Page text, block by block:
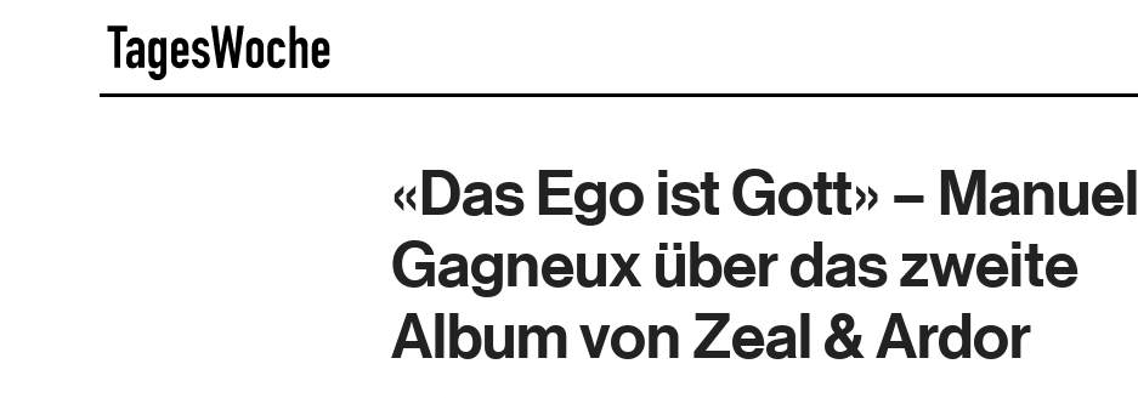
«Das Ego ist Gott» – Manuel
Gagneux über das zweite
Album von Zeal & Ardor